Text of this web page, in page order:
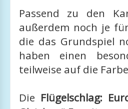
Passend zu den
außerdem noch je
die das Grundspiel
haben einen
teilweise auf die
Die Flügelschlag: